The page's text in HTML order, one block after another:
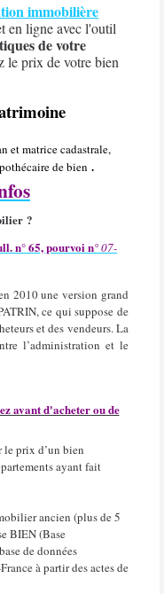
immobilière
en ligne avec l'outil
de votre
le prix de votre bien
et matrice cadastrale,
de bien .
?
n° 65, pourvoi n° 07-
2010 une version grand
ce qui suppose de
et des vendeurs. La
l’administration et le
avant d'acheter ou de
le prix d’un bien
ayant fait
ancien (plus de 5
BIEN (Base
de données
à partir des actes de